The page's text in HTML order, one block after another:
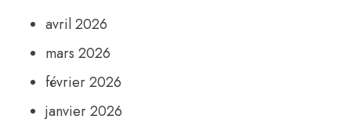
avril 2026
mars 2026
février 2026
janvier 2026